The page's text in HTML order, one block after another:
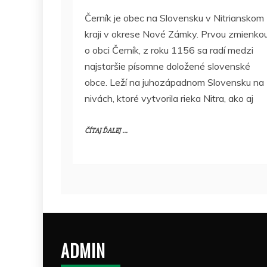
Černík je obec na Slovensku v Nitrianskom
kraji v okrese Nové Zámky. Prvou
o obci Černík, z roku 1156 sa radí medzi
najstaršie písomne doložené slovenské
obce. Leží na juhozápadnom Slovensku na
nivách, ktoré vytvorila rieka Nitra, ako aj
ČÍTAJ ĎALEJ ...
ADMIN